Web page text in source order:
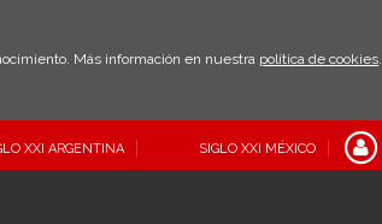
Más información en nuestra política de cookies.
XXI ARGENTINA SIGLO XXI MÉXICO